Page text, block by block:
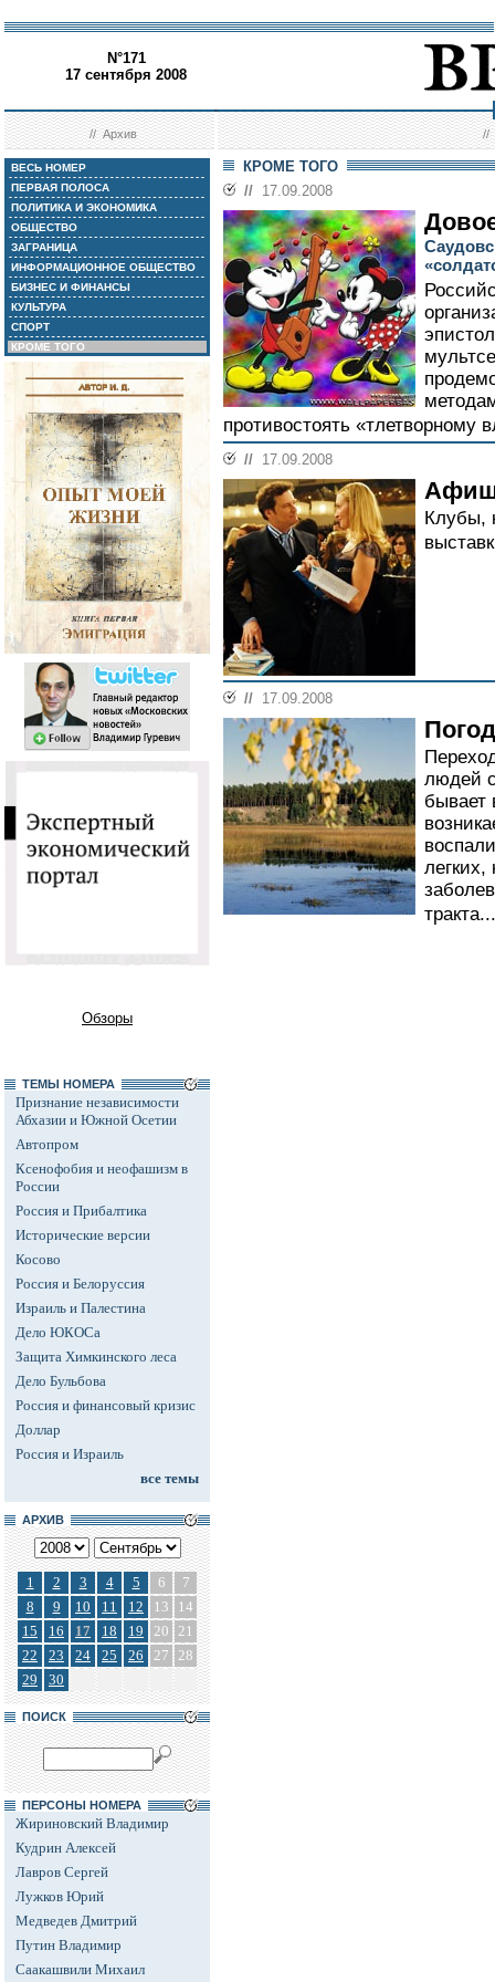
N°171
17 сентября 2008
//Архив //
ВЕСЬ НОМЕР
ПЕРВАЯ ПОЛОСА
ПОЛИТИКА И ЭКОНОМИКА
ОБЩЕСТВО
ЗАГРАНИЦА
ИНФОРМАЦИОННОЕ ОБЩЕСТВО
БИЗНЕС И ФИНАНСЫ
КУЛЬТУРА
СПОРТ
КРОМЕ ТОГО
Обзоры
ТЕМЫ НОМЕРА
Признание независимости
Абхазии и Южной Осетии
Автопром
Ксенофобия и неофашизм в
России
Россия и Прибалтика
Исторические версии
Косово
Россия и Белоруссия
Израиль и Палестина
Дело ЮКОСа
Защита Химкинского леса
Дело Бульбова
Россия и финансовый кризис
Доллар
Россия и Израиль
все темы
АРХИВ
1 2 3 4 5 6
7
8
9 10 11 12 13
14
15
16 17 18 19 20 21
22
23 24 25 26 27 28
29
30
ПОИСК
ПЕРСОНЫ НОМЕРА
Жириновский Владимир
Кудрин Алексей
Лавров Сергей
Лужков Юрий
Медведев Дмитрий
Путин Владимир
Саакашвили Михаил
КРОМЕ ТОГО
// 17.09.2008
противостоять
// 17.09.2008
Клубы,
// 17.09.2008
людей
бывает